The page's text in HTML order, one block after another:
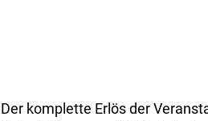
Der komplette Erlös der